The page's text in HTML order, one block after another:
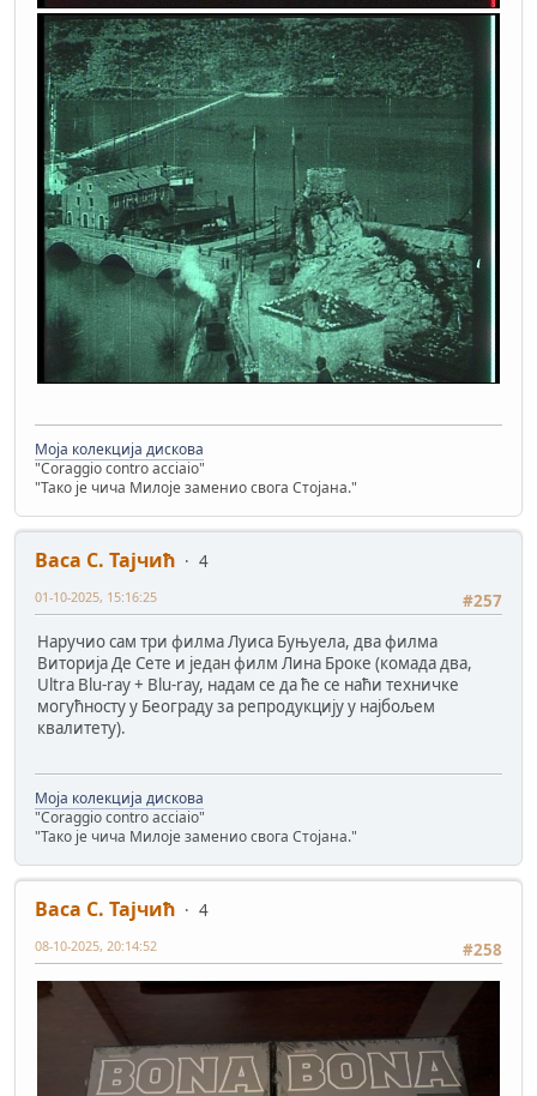
Моја колекција дискова
"Coraggio contro acciaio"
"Тако је чича Милоје заменио свога Стојана."
Васа С. Тајчић
4
#257
01-10-2025, 15:16:25
Наручио сам три филма Луиса Буњуела, два филма
Виторија Де Сете и један филм Лина Броке (комада два,
Ultra Blu-ray + Blu-ray, надам се да ће се наћи техничке
могућносту у Београду за репродукцију у најбољем
квалитету).
Моја колекција дискова
"Coraggio contro acciaio"
"Тако је чича Милоје заменио свога Стојана."
Васа С. Тајчић
4
#258
08-10-2025, 20:14:52